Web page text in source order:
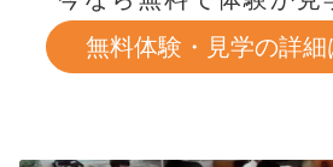
無料体験・見学の詳細